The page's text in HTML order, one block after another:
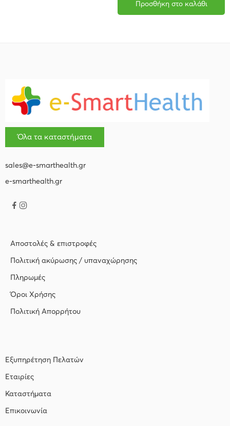
Προσθήκη στο καλάθι
Όλα τα καταστήματα
sales@e-smarthealth.gr
e-smarthealth.gr
Αποστολές & επιστροφές
Πολιτική ακύρωσης / υπαναχώρησης
Πληρωμές
Όροι Χρήσης
Πολιτική Απορρήτου
Εξυπηρέτηση Πελατών
Εταιρίες
Καταστήματα
Επικοινωνία